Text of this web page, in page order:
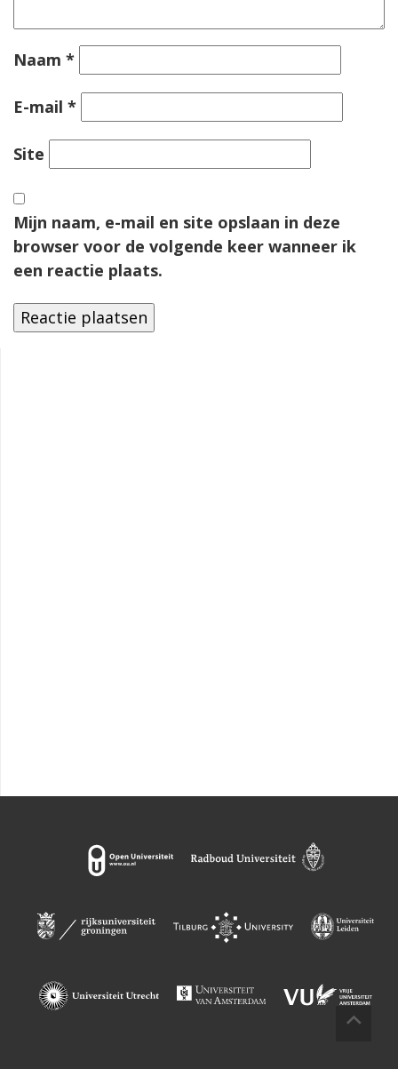
Naam *
E-mail *
Site
Mijn naam, e-mail en site opslaan in deze
browser voor de volgende keer wanneer ik
een reactie plaats.